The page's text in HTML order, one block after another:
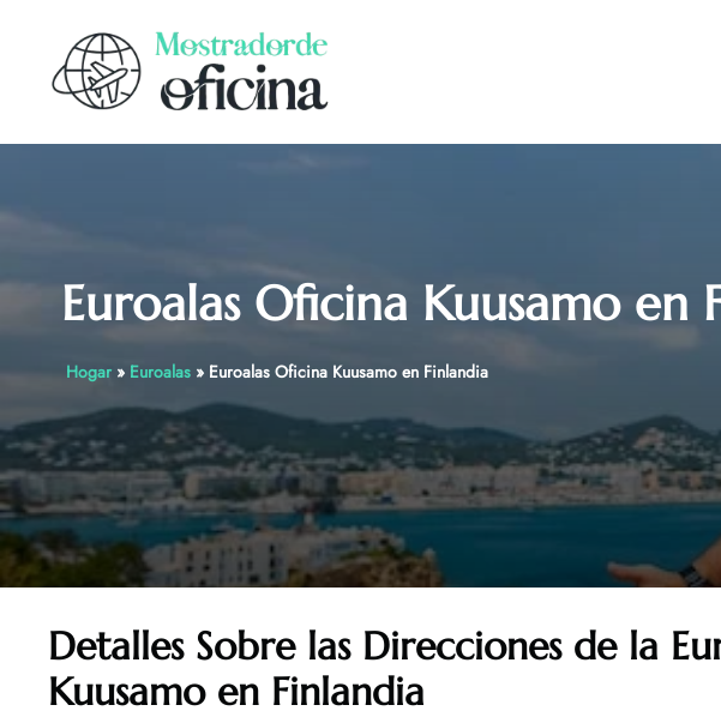
content
Euroalas Oficina Kuusamo en
Hogar» Euroalas» Euroalas Oficina Kuusamo en Finlandia
Detalles Sobre las Direcciones de la
Kuusamo en Finlandia